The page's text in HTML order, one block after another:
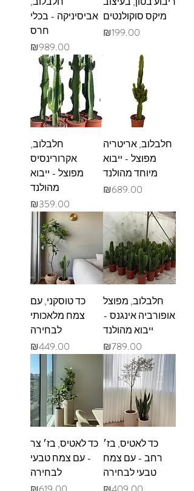
מיקס סוקולנטים
מחיר
₪199.00
אביסיניקה - בכלי
חרס
מחיר
₪989.00
חלבלוב, אריטריה
מפוצל - ייבוא
מיוחד מהולנד
מחיר
₪689.00
חלבלוב,
אקרורינסיס
מפוצל - ייבוא
מהולנד
מחיר
₪359.00
חלבלוב, מפוצל
אופורביה אינגנס -
ייבוא מהולנד
מחיר
₪789.00
כד טוסקני, עם
צמח מלאכותי
לבחירה
מחיר
₪449.00
כד לאטיס, בז׳
רחב - עם צמח
טבעי לבחירה
כד לאטיס, בז׳ צר
- עם צמח טבעי
לבחירה